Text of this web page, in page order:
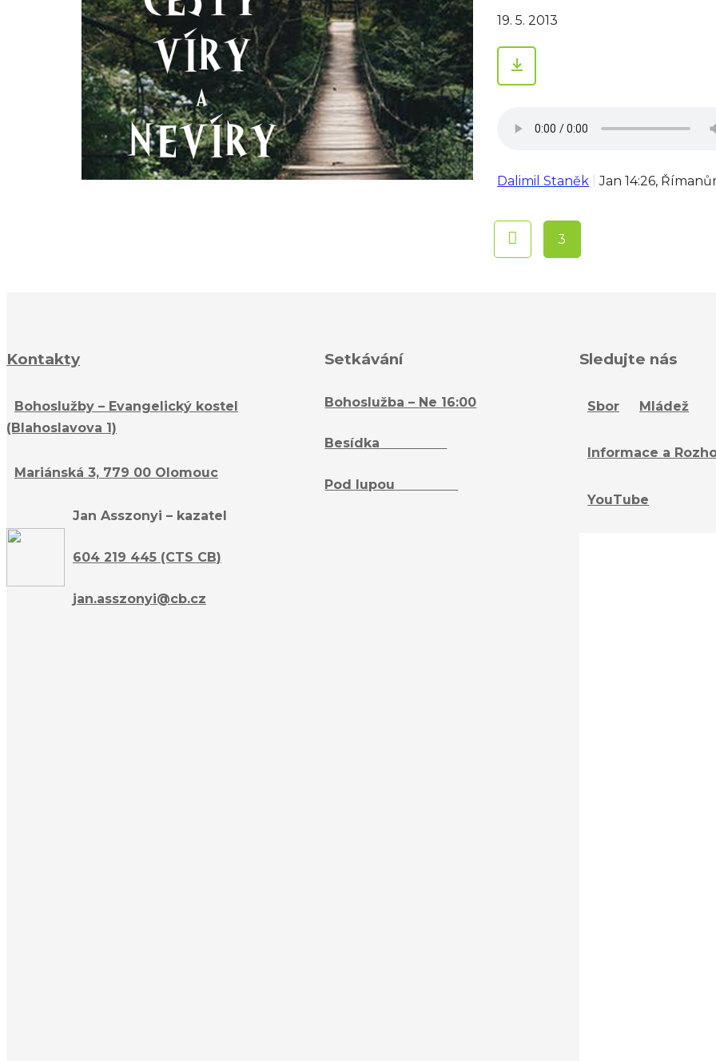
19. 5. 2013
Dalimil Staněk Jan 14:26,
3
Kontakty
Bohoslužby – Evangelický kostel
(Blahoslavova 1)
Mariánská 3, 779 00 Olomouc
Jan Asszonyi – kazatel
604 219 445 (CTS CB)
jan.asszonyi@cb.cz
Setkávání
Bohoslužba – Ne 16:00
Besídka
Pod lupou
Sledujte nás
Sbor Mládež
Informace a
YouTube